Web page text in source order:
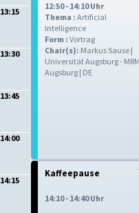
13:15
13:30
13:45
14:00
14:15
12:50 - 14:10 Uhr
Thema : Artificial
Intelligence
Form : Vortrag
Chair(s): Markus Sause |
Universität Augsburg -
Augsburg | DE
Kaffeepause
14:10 - 14:40 Uhr